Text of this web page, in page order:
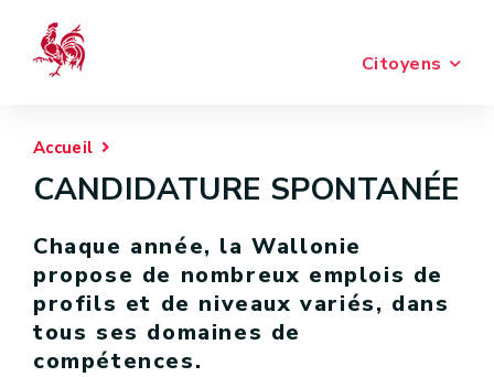
Citoyens
Accueil
CANDIDATURE SPONTANÉE
Chaque année, la Wallonie
propose de nombreux emplois de
profils et de niveaux variés, dans
tous ses domaines de
compétences.